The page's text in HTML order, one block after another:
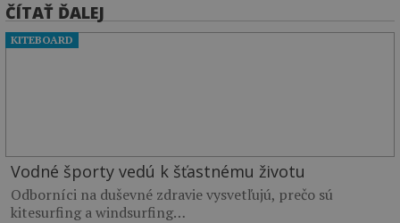
ČÍTAŤ ĎALEJ
Vodné športy vedú k šťastnému životu
Odborníci na duševné zdravie vysvetľujú, prečo sú
kitesurfing a windsurfing…
KITEBOARD